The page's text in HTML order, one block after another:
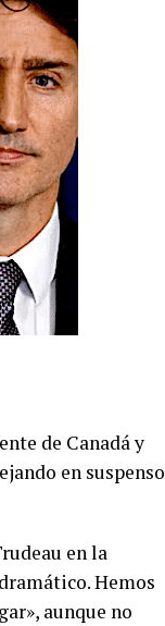
de Canadá y
en suspenso
en la
Hemos
aunque no